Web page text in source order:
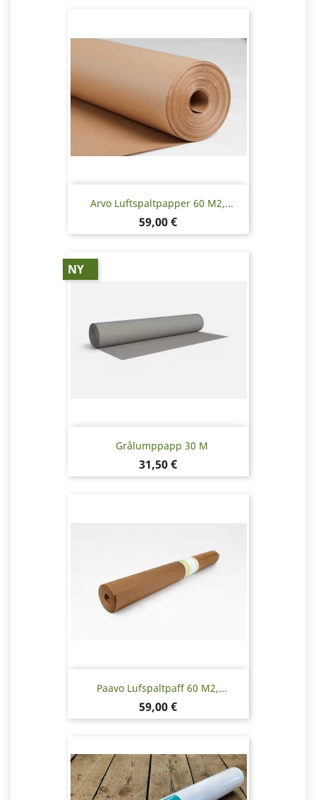
Arvo Luftspaltpapper 60 M2,...
Pris
59,00 €
Grålumppapp 30 M
Pris
31,50 €
NY
Paavo Lufspaltpaff 60 M2,...
Pris
59,00 €